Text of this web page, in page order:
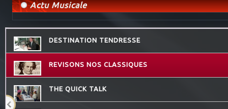
Actu Musicale
DESTINATION TENDRESSE
REVISONS NOS CLASSIQUES
THE QUICK TALK